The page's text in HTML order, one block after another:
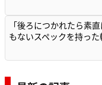
「後ろにつかれたら素
もないスペックを持っ